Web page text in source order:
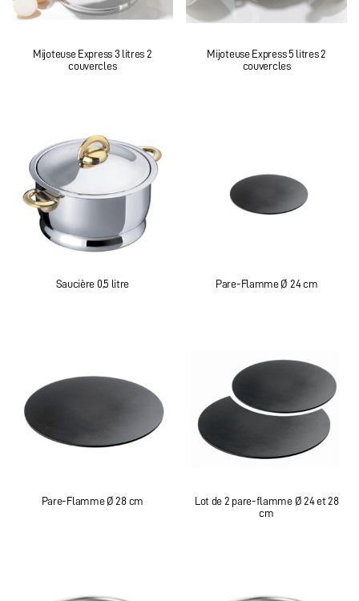
Mijoteuse Express 3 litres 2
couvercles
Mijoteuse Express 5 litres 2
couvercles
Saucière 0,5 litre Pare-Flamme Ø 24 cm
Pare-Flamme Ø 28 cm
Lot de 2 pare-flamme Ø 24 et 28
cm